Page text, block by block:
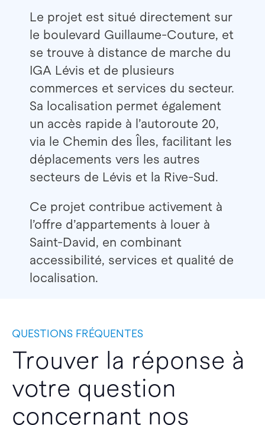
Le projet est situé directement sur
le boulevard Guillaume-Couture, et
se trouve à distance de marche du
IGA Lévis et de plusieurs
commerces et services du secteur.
Sa localisation permet également
un accès rapide à l’autoroute 20,
via le Chemin des Îles, facilitant les
déplacements vers les autres
secteurs de Lévis et la Rive-Sud.
Ce projet contribue activement à
l’offre d’appartements à louer à
Saint-David, en combinant
accessibilité, services et qualité de
localisation.
QUESTIONS FRÉQUENTES
Trouver la réponse à
votre question
concernant nos